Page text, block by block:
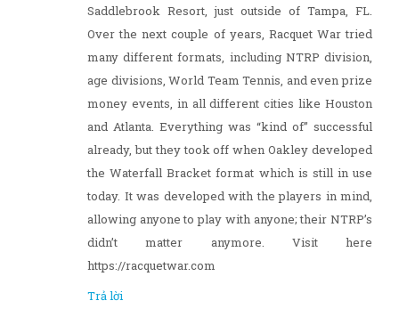
Saddlebrook Resort, just outside of Tampa, FL.
Over the next couple of years, Racquet War tried
many different formats, including NTRP division,
age divisions, World Team Tennis, and even prize
money events, in all different cities like Houston
and Atlanta. Everything was “kind of” successful
already, but they took off when Oakley developed
the Waterfall Bracket format which is still in use
today. It was developed with the players in mind,
allowing anyone to play with anyone; their NTRP’s
didn’t matter anymore. Visit here
https://racquetwar.com
Trả lời